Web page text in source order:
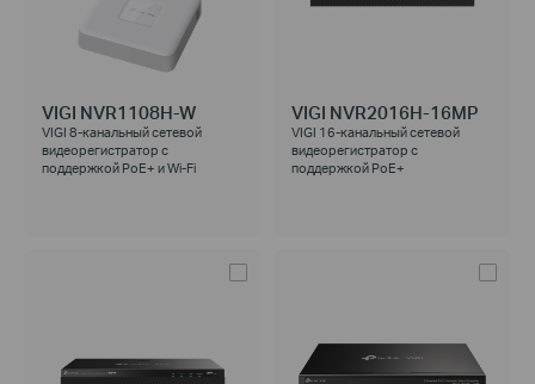
VIGI NVR1108H-W
VIGI 8-канальный сетевой
видеорегистратор с
поддержкой PoE+ и Wi-Fi
VIGI NVR2016H-16MP
VIGI 16-канальный сетевой
видеорегистратор с
поддержкой PoE+